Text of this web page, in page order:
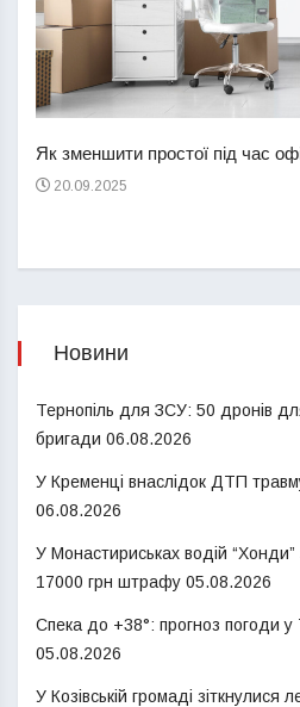
Як зменшити простої під час
20.09.2025
Новини
Тернопіль для ЗСУ: 50 дронів
бригади 06.08.2026
У Кременці внаслідок ДТП
06.08.2026
У Монастириськах водій
17000 грн штрафу 05.08.2026
Спека до +38°: прогноз погоди у
05.08.2026
У Козівській громаді зіткнулися